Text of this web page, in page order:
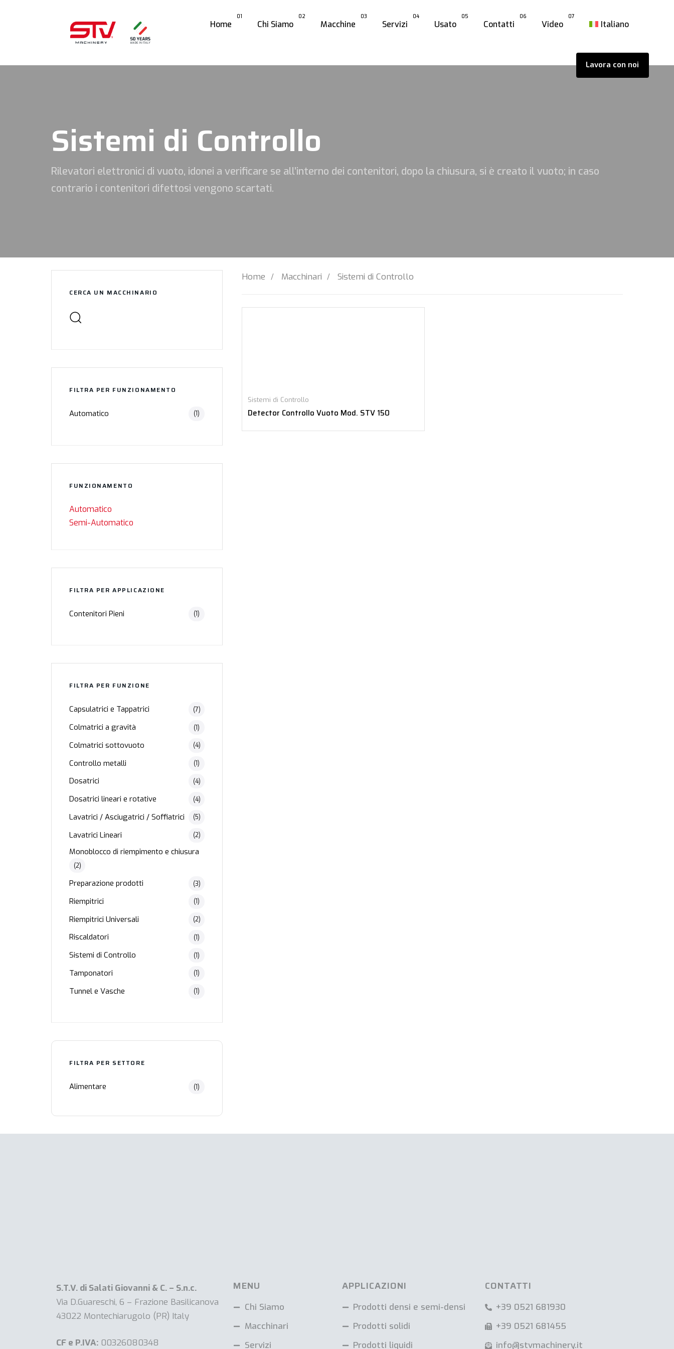
Home
01
Chi Siamo
02
Macchine
03
Servizi
04
Usato
05
Contatti
06
Video
07
Italiano
Lavora con noi
Sistemi di Controllo
Rilevatori elettronici di vuoto, idonei a verificare se all’interno dei contenitori, dopo la chiusura, si è creato il vuoto; in caso
contrario i contenitori difettosi vengono scartati.
Home Macchinari Sistemi di Controllo
Sistemi di Controllo
Detector Controllo Vuoto Mod. STV 150
CERCA UN MACCHINARIO
FILTRA PER FUNZIONAMENTO
Automatico (1)
FUNZIONAMENTO
Automatico
Semi-Automatico
FILTRA PER APPLICAZIONE
Contenitori Pieni (1)
FILTRA PER FUNZIONE
Capsulatrici e Tappatrici (7)
Colmatrici a gravità (1)
Colmatrici sottovuoto (4)
Controllo metalli (1)
Dosatrici (4)
Dosatrici lineari e rotative (4)
Lavatrici / Asciugatrici / Soffiatrici (5)
Lavatrici Lineari (2)
Monoblocco di riempimento e chiusura
(2)
Preparazione prodotti (3)
Riempitrici (1)
Riempitrici Universali (2)
Riscaldatori (1)
Sistemi di Controllo (1)
Tamponatori (1)
Tunnel e Vasche (1)
FILTRA PER SETTORE
Alimentare (1)
S.T.V. di Salati Giovanni & C. – S.n.c.
Via D.Guareschi, 6 – Frazione Basilicanova
43022 Montechiarugolo (PR) Italy
CF e P.IVA: 00326080348
MENU
Chi Siamo
Macchinari
Servizi
APPLICAZIONI
Prodotti densi e semi-densi
Prodotti solidi
Prodotti liquidi
CONTATTI
+39 0521 681930
+39 0521 681455
info@stvmachinery.it